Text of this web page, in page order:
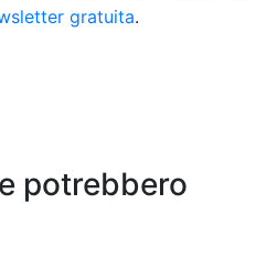
gratuita.
potrebbero